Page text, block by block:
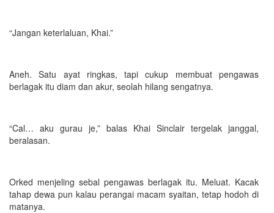
“Jangan keterlaluan, Khai.”
Aneh. Satu ayat ringkas, tapi cukup membuat pengawas
berlagak itu diam dan akur, seolah hilang sengatnya.
“Cal… aku gurau je,” balas Khai Sinclair tergelak janggal,
beralasan.
Orked menjeling sebal pengawas berlagak itu. Meluat. Kacak
tahap dewa pun kalau perangai macam syaitan, tetap hodoh di
matanya.